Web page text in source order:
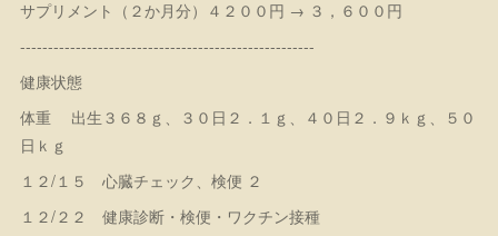
サプリメント（２か月分）４２００円 → ３，６００円
-----------------------------------------------------
健康状態
体重 出生３６８ｇ、３０日２．１ｇ、４０日２．９ｋｇ、５０
日ｋｇ
１２/１５ 心臓チェック、検便 ２
１２/２２ 健康診断・検便・ワクチン接種